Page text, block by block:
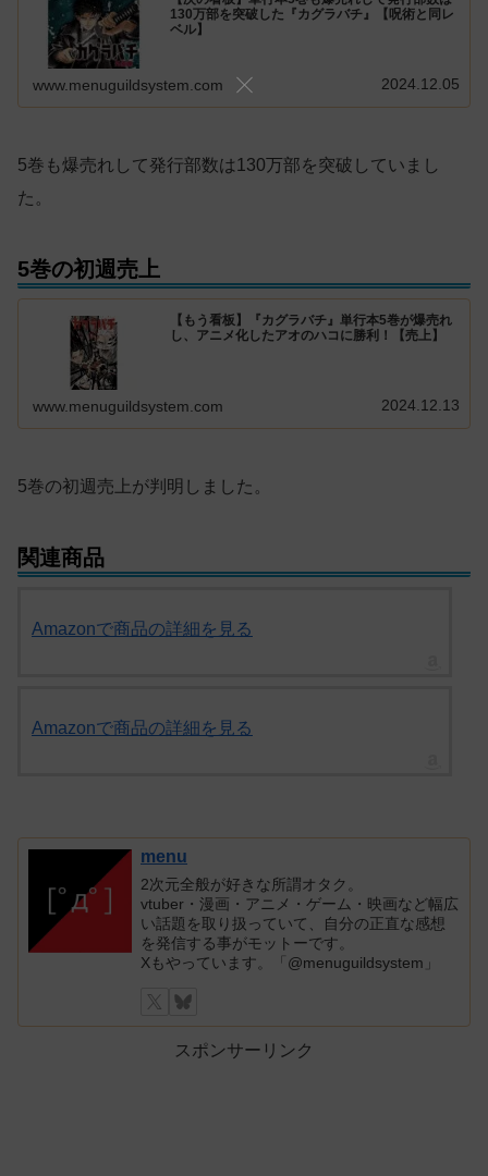
130万部を突破した『カグラバチ』【呪術と同レ
ベル】
www.menuguildsystem.com 2024.12.05
5巻も爆売れして発行部数は130万部を突破していまし
た。
5巻の初週売上
【もう看板】『カグラバチ』単行本5巻が爆売れ
し、アニメ化したアオのハコに勝利！【売上】
www.menuguildsystem.com 2024.12.13
5巻の初週売上が判明しました。
関連商品
Amazonで商品の詳細を見る
Amazonで商品の詳細を見る
menu
2次元全般が好きな所謂オタク。
vtuber・漫画・アニメ・ゲーム・映画など幅広
い話題を取り扱っていて、自分の正直な感想
を発信する事がモットーです。
Xもやっています。「@menuguildsystem」
スポンサーリンク